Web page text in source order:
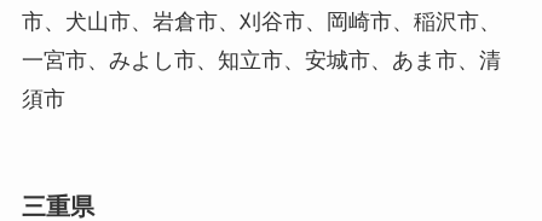
市、犬山市、岩倉市、刈谷市、岡崎市、稲沢市、
一宮市、みよし市、知立市、安城市、あま市、清
須市
三重県